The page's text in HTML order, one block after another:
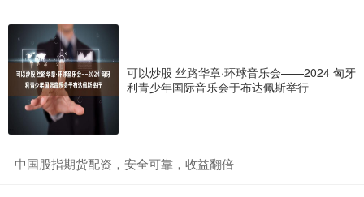
可以炒股 丝路华章·环球音乐会——2024 匈牙
利青少年国际音乐会于布达佩斯举行
​中国股指期货配资，安全可靠，收益翻倍